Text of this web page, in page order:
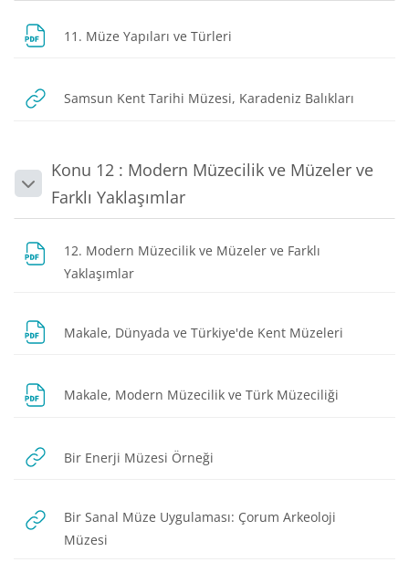
11. Müze Yapıları ve Türleri
Samsun Kent Tarihi Müzesi, Karadeniz Balıkları
Daralt
Konu 12 : Modern Müzecilik ve Müzeler ve
Farklı Yaklaşımlar
12. Modern Müzecilik ve Müzeler ve Farklı
Yaklaşımlar
Makale, Dünyada ve Türkiye'de Kent Müzeleri
Makale, Modern Müzecilik ve Türk Müzeciliği
Bir Enerji Müzesi Örneği
Bir Sanal Müze Uygulaması: Çorum Arkeoloji
Müzesi